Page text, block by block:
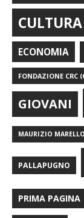
CULTURA
ECONOMIA
FONDAZIONE CRC
GIOVANI
MAURIZIO MARELLO
PALLAPUGNO
PRIMA PAGINA